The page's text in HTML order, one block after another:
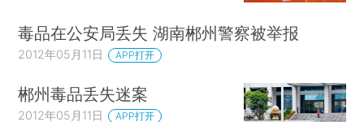
毒品在公安局丢失 湖南郴州警察被举报
2012年05月11日 APP打开
郴州毒品丢失迷案
2012年05月11日 APP打开